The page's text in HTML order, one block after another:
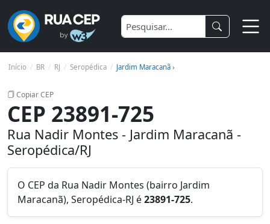
Início BR RJ Seropédica Jardim Maracanã ›
Copiar CEP
CEP 23891-725
Rua Nadir Montes - Jardim Maracanã -
Seropédica/RJ
O CEP da Rua Nadir Montes (bairro Jardim
Maracanã), Seropédica-RJ é23891-725.